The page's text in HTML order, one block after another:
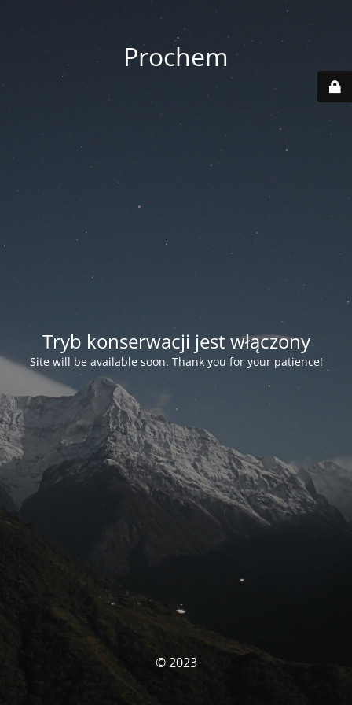
Prochem
Tryb konserwacji jest włączony
Site will be available soon. Thank you for your patience!
© 2023